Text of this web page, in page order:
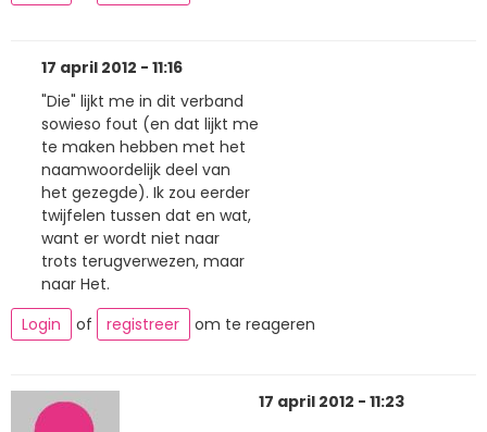
17 april 2012 - 11:16
"Die" lijkt me in dit verband
sowieso fout (en dat lijkt me
te maken hebben met het
naamwoordelijk deel van
het gezegde). Ik zou eerder
twijfelen tussen dat en wat,
want er wordt niet naar
trots terugverwezen, maar
naar Het.
Login
of registreer om te reageren
17 april 2012 - 11:23